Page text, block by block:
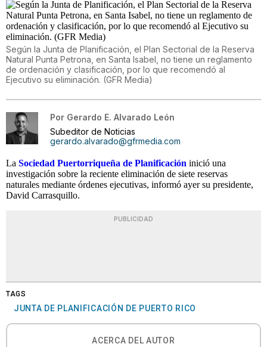
Según la Junta de Planificación, el Plan Sectorial de la Reserva
Natural Punta Petrona, en Santa Isabel, no tiene un reglamento
de ordenación y clasificación, por lo que recomendó al
Ejecutivo su eliminación. (GFR Media)
Por Gerardo E. Alvarado León
Subeditor de Noticias
gerardo.alvarado@gfrmedia.com
La Sociedad Puertorriqueña de Planificación inició una
investigación sobre la reciente eliminación de siete reservas
naturales mediante órdenes ejecutivas, informó ayer su presidente,
David Carrasquillo.
PUBLICIDAD
TAGS
JUNTA DE PLANIFICACIÓN DE PUERTO RICO
ACERCA DEL AUTOR